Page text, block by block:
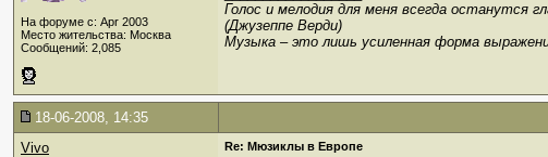
На форуме с: Apr 2003
Место жительства: Москва
Сообщений: 2,085
Голос и мелодия для меня всегда останутся
(Джузеппе Верди)
Музыка – это лишь усиленная форма
18-06-2008, 14:35
Vivo
Re: Мюзиклы в Европе